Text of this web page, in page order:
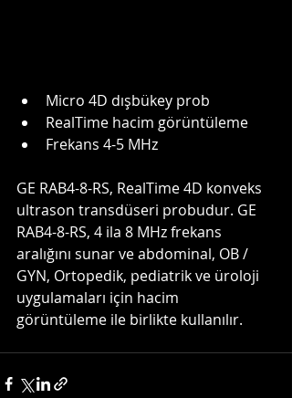
Micro 4D dışbükey prob
RealTime hacim görüntüleme
Frekans 4-5 MHz
GE RAB4-8-RS, RealTime 4D konveks
ultrason transdüseri probudur. GE
RAB4-8-RS, 4 ila 8 MHz frekans
aralığını sunar ve abdominal, OB /
GYN, Ortopedik, pediatrik ve üroloji
uygulamaları için hacim
görüntüleme ile birlikte kullanılır.